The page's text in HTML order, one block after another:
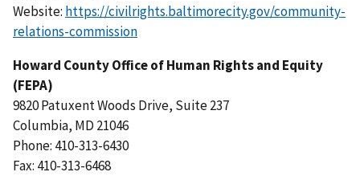
Website: https://civilrights.baltimorecity.gov/community-
relations-commission
Howard County Office of Human Rights and Equity
(FEPA)
9820 Patuxent Woods Drive, Suite 237
Columbia, MD 21046
Phone: 410-313-6430
Fax: 410-313-6468